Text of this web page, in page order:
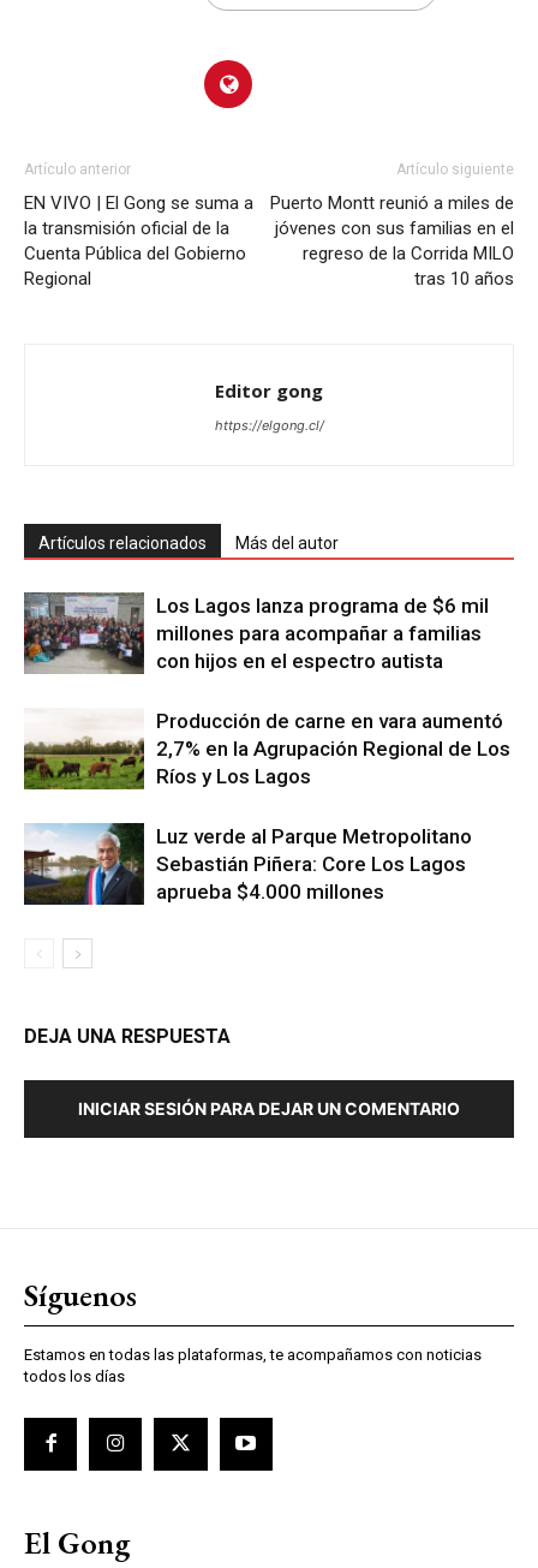
Artículo anterior
EN VIVO | El Gong se suma a
la transmisión oficial de la
Cuenta Pública del Gobierno
Regional
Artículo siguiente
Puerto Montt reunió a miles de
jóvenes con sus familias en el
regreso de la Corrida MILO
tras 10 años
Editor gong
https://elgong.cl/
Artículos relacionados Más del autor
Los Lagos lanza programa de $6 mil
millones para acompañar a familias
con hijos en el espectro autista
Producción de carne en vara aumentó
2,7% en la Agrupación Regional de Los
Ríos y Los Lagos
Luz verde al Parque Metropolitano
Sebastián Piñera: Core Los Lagos
aprueba $4.000 millones
DEJA UNA RESPUESTA
INICIAR SESIÓN PARA DEJAR UN COMENTARIO
Síguenos
Estamos en todas las plataformas, te acompañamos con noticias
todos los días
El Gong